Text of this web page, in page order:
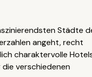
Städte
angeht, recht
charaktervolle
verschiedenen